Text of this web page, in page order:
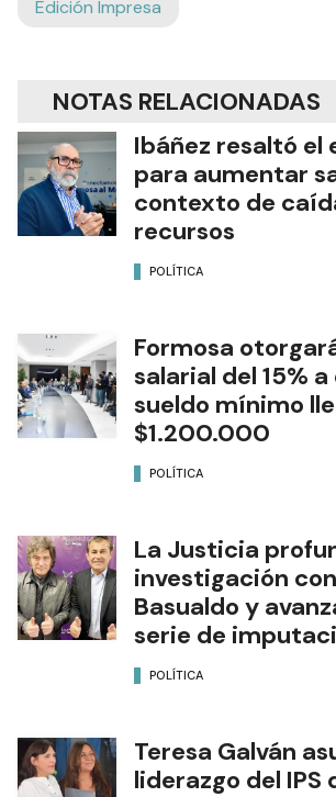
Edición Impresa
NOTAS RELACIONADAS
Ibáñez resaltó el
para aumentar
contexto de
recursos
POLÍTICA
Formosa
salarial del 15%
sueldo mínimo
$1.200.000
POLÍTICA
La Justicia
investigación
Basualdo y
serie de
POLÍTICA
Teresa Galván
liderazgo del IPS